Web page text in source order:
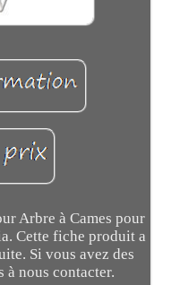
Arbre à Cames pour
Cette fiche produit a
Si vous avez des
à nous contacter.